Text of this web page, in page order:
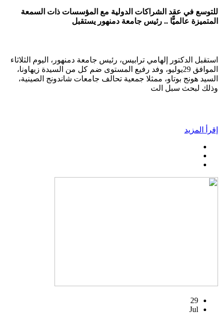
للتوسع في عقد الشراكات الدولية مع المؤسسات ذات السمعة
المتميزة عالميًّا .. رئيس جامعة دمنهور يستقبل
استقبل الدكتور إلهامي ترابيس، رئيس جامعة دمنهور، اليوم الثلاثاء
الموافق 29يوليو، وفد رفيع المستوى ضم كل من السيدة زيهاونا،
السيد هونج بوتاو، ممثلا جمعية تحالف جامعات شاندونج الصينية،
وذلك لبحث سبل الت
إقرأ المزيد
29
Jul